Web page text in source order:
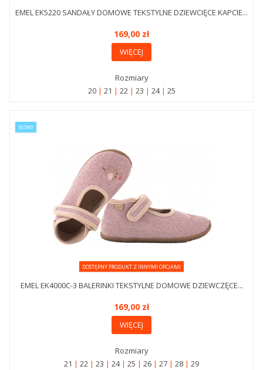
EMEL EK5220 SANDAŁY DOMOWE TEKSTYLNE DZIEWCIĘCE KAPCIE...
169,00 zł
WIĘCEJ
Rozmiary
20
21 22 23 24 25
NOWY
DOSTĘPNY PRODUKT Z INNYMI OPCJAMI
EMEL EK4000C-3 BALERINKI TEKSTYLNE DOMOWE DZIEWCZĘCE...
169,00 zł
WIĘCEJ
Rozmiary
21
22 23 24 25 26 27 28 29